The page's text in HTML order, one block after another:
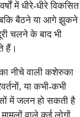
में धीरे-धीरे विकसित
बैठने या आगे झुकने
चलने के बाद भी
हैं।
नीचे वाली कशेरुका
या कभी-कभी
में जलन हो सकती है